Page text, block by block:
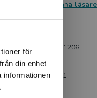
för
din enhet
informationen
SFI: Mer vana läsare
Svenska
9789180781206
2025
48576-PA01